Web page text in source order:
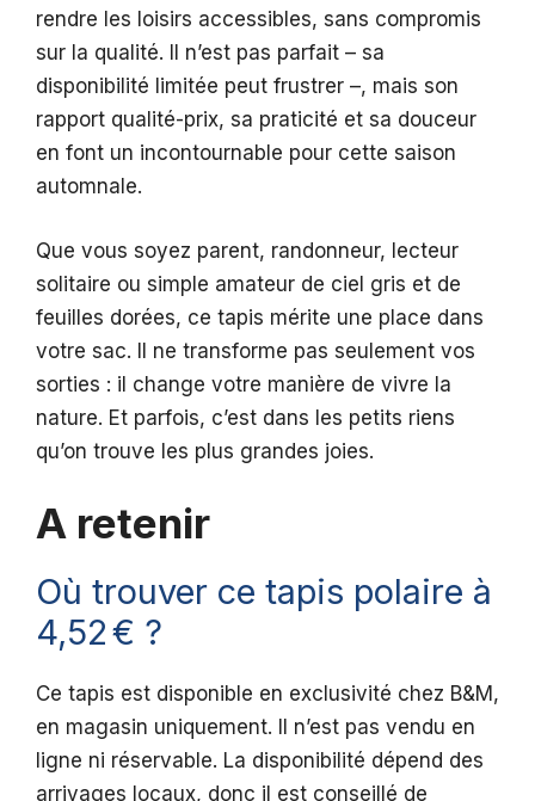
rendre les loisirs accessibles, sans compromis
sur la qualité. Il n’est pas parfait – sa
disponibilité limitée peut frustrer –, mais son
rapport qualité-prix, sa praticité et sa douceur
en font un incontournable pour cette saison
automnale.
Que vous soyez parent, randonneur, lecteur
solitaire ou simple amateur de ciel gris et de
feuilles dorées, ce tapis mérite une place dans
votre sac. Il ne transforme pas seulement vos
sorties : il change votre manière de vivre la
nature. Et parfois, c’est dans les petits riens
qu’on trouve les plus grandes joies.
A retenir
Où trouver ce tapis polaire à
4,52 € ?
Ce tapis est disponible en exclusivité chez B&M,
en magasin uniquement. Il n’est pas vendu en
ligne ni réservable. La disponibilité dépend des
arrivages locaux, donc il est conseillé de